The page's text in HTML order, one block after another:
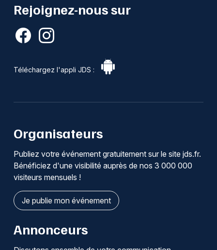
Rejoignez-nous sur
Téléchargez l'appli JDS :
Organisateurs
Publiez votre événement gratuitement sur le site jds.fr.
Bénéficiez d'une visibilité auprès de nos 3 000 000
visiteurs mensuels !
Je publie mon événement
Annonceurs